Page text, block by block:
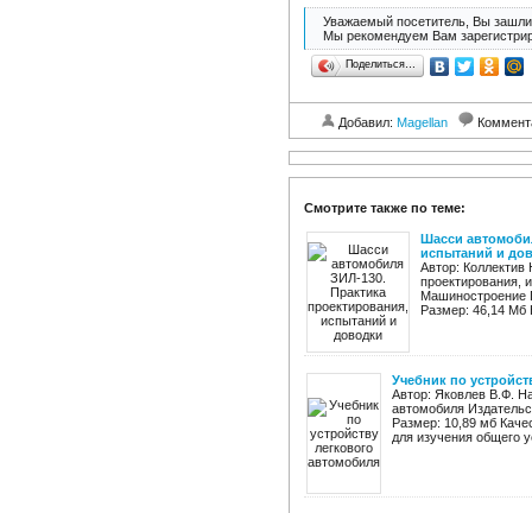
Уважаемый посетитель, Вы зашли
Мы рекомендуем Вам
Поделиться…
Добавил: Magellan
Смотрите также по теме:
Шасси
испытаний и
Автор:
проектирования,
Машиностроение
Размер: 46,14 Мб
Учебник по
Автор: Яковлев В.Ф.
автомобиля
Размер: 10,89 мб
для изучения общего